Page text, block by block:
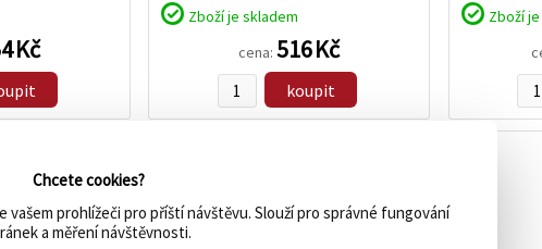
Kč cena:516 Kč
koupit
Zboží je skladem Zboží
Chcete cookies?
prohlížeči pro příští návštěvu. Slouží pro správné fungování
a měření návštěvnosti.